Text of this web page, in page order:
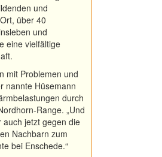
und
über 40
und
eine vielfältige
mit Problemen und
nannte Hüsemann
durch
Range. „Und
auch jetzt gegen die
Nachbarn zum
bei Enschede.“